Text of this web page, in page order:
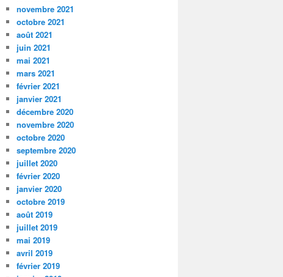
novembre 2021
octobre 2021
août 2021
juin 2021
mai 2021
mars 2021
février 2021
janvier 2021
décembre 2020
novembre 2020
octobre 2020
septembre 2020
juillet 2020
février 2020
janvier 2020
octobre 2019
août 2019
juillet 2019
mai 2019
avril 2019
février 2019